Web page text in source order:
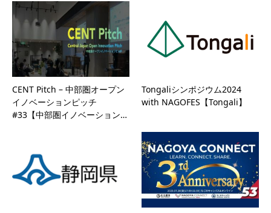
CENT Pitch – 中部圏オープン
イノベーションピッチ
#33【中部圏イノベーション…
Tongaliシンポジウム2024
with NAGOFES【Tongali】